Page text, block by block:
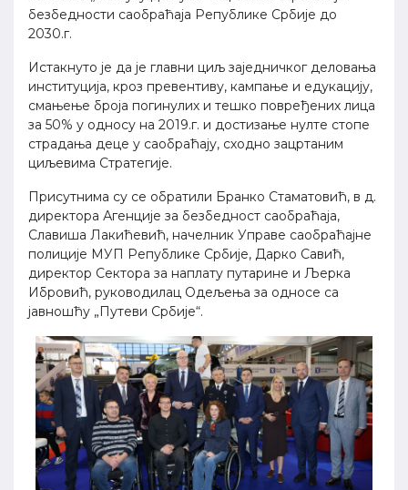
безбедности саобраћаја Републике Србије до
2030.г.
Истакнуто је да је главни циљ заједничког деловања
институција, кроз превентиву, кампање и едукацију,
смањење броја погинулих и тешко повређених лица
за 50% у односу на 2019.г. и достизање нулте стопе
страдања деце у саобраћају, сходно зацртаним
циљевима Стратегије.
Присутнима су се обратили Бранко Стаматовић, в д.
директора Агенције за безбедност саобраћаја,
Славиша Лакићевић, начелник Управе саобраћајне
полиције МУП Републике Србије, Дарко Савић,
директор Сектора за наплату путарине и Љерка
Ибровић, руководилац Одељења за односе са
јавношћу „Путеви Србије“.